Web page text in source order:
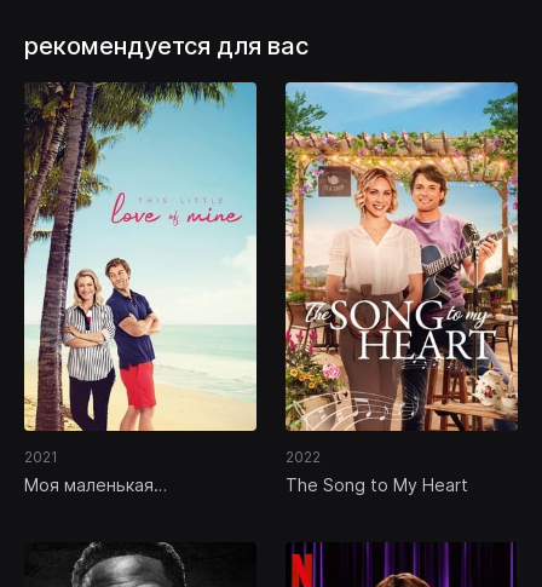
рекомендуется для вас
2021
Моя маленькая
2022
The Song to My Heart